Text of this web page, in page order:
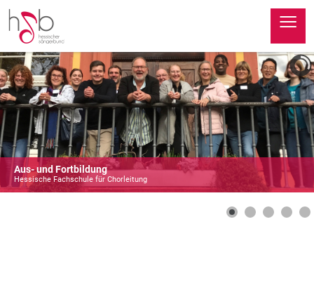
Aus- und Fortbildung
Hessische Fachschule für Chorleitung
≡